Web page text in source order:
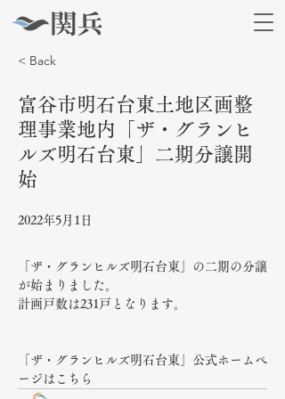
< Back
富谷市明石台東土地区画整
理事業地内「ザ・グランヒ
ルズ明石台東」二期分譲開
始
2022年5月1日
「ザ・グランヒルズ明石台東」の二期の分譲
が始まりました。
計画戸数は231戸となります。
「ザ・グランヒルズ明石台東」公式ホームぺ
ージはこちら